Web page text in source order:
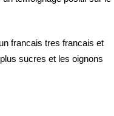
francais tres francais et
sucres et les oignons